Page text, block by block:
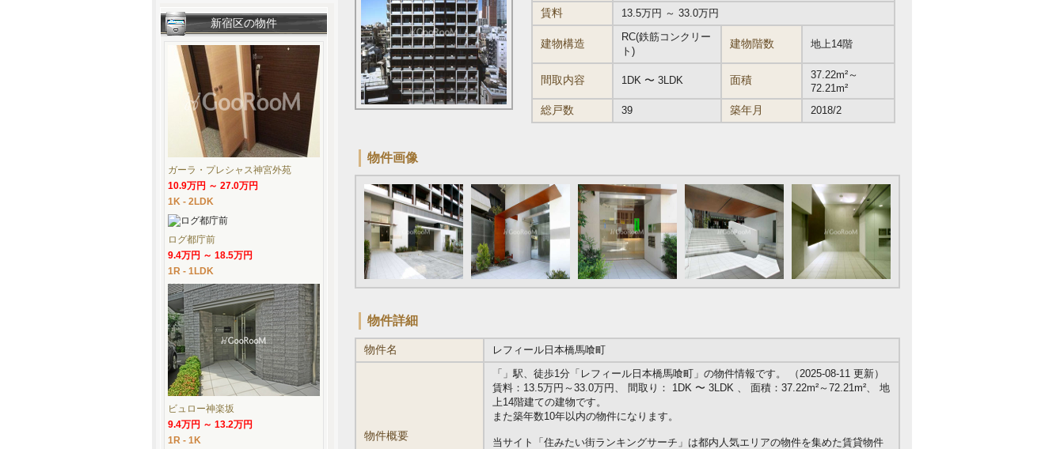
賃料
13.5万円 ～ 33.0万円
建物構造
RC(鉄筋コンクリー
ト)
建物階数 地上14階
間取内容 1DK 〜 3LDK 面積
37.22m²～
72.21m²
総戸数 39 築年月 2018/2
物件画像
物件詳細
物件名 レフィール日本橋馬喰町
物件概要
「 」駅、徒歩1分「レフィール日本橋馬喰町」の物件情報です。 （2025-08-11 更新）
賃料：13.5万円～33.0万円、 間取り： 1DK 〜 3LDK 、 面積：37.22m²～72.21m²、 地
上14階建ての建物です。
また築年数10年以内の物件になります。
当サイト「住みたい街ランキングサーチ」は都内人気エリアの物件を集めた賃貸物件
新宿区の物件
ガーラ・プレシャス神宮外苑
10.9万円 ～ 27.0万円
1K - 2LDK
ログ都庁前
9.4万円 ～ 18.5万円
1R - 1LDK
ビュロー神楽坂
9.4万円 ～ 13.2万円
1R - 1K